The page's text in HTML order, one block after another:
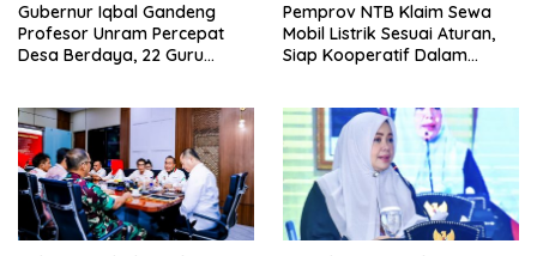
Gubernur Iqbal Gandeng
Profesor Unram Percepat
Desa Berdaya, 22 Guru
Pemprov NTB Klaim Sewa
Mobil Listrik Sesuai Aturan,
Siap Kooperatif Dalam